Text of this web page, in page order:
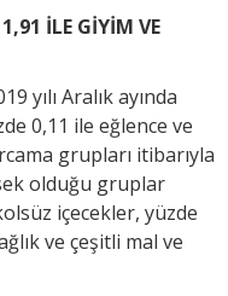
İLE GİYİM VE
yılı Aralık ayında
0,11 ile eğlence ve
grupları itibarıyla
olduğu gruplar
içecekler, yüzde
ve çeşitli mal ve